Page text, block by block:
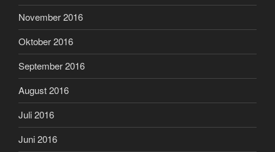
November 2016
Oktober 2016
September 2016
August 2016
Juli 2016
Juni 2016